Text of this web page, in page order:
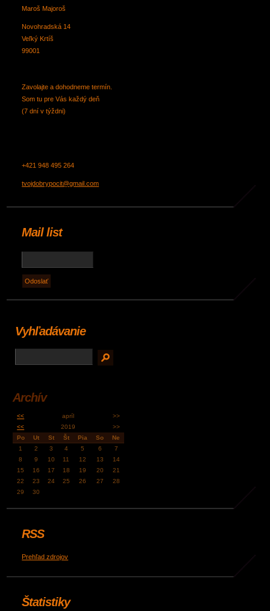
Maroš Majoroš
Novohradská 14
Veľký Krtíš
99001
Zavolajte a dohodneme termín.
Som tu pre Vás každý deň
(7 dní v týždni)
+421 948 495 264
tvojdobrypocit@gmail.com
Mail list
Vyhľadávanie
Archív
<< apríl
>>
<<
2019
>>
Po
Ut St Št Pia So
Ne
1
2 3 4 5 6
7
8
9 10 11 12 13
14
15
16 17 18 19 20
21
22
23 24 25 26 27
28
29
30
RSS
Prehľad zdrojov
Štatistiky